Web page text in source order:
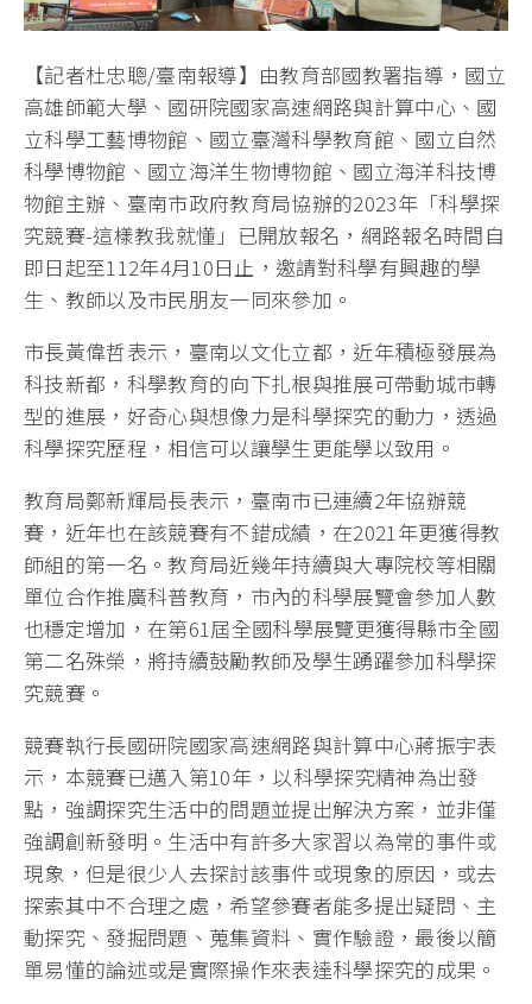
【記者杜忠聰/臺南報導】由教育部國教署指導，國立
高雄師範大學、國研院國家高速網路與計算中心、國
立科學工藝博物館、國立臺灣科學教育館、國立自然
科學博物館、國立海洋生物博物館、國立海洋科技博
物館主辦、臺南市政府教育局協辦的2023年「科學探
究競賽-這樣教我就懂」已開放報名，網路報名時間自
即日起至112年4月10日止，邀請對科學有興趣的學
生、教師以及市民朋友一同來參加。
市長黃偉哲表示，臺南以文化立都，近年積極發展為
科技新都，科學教育的向下扎根與推展可帶動城市轉
型的進展，好奇心與想像力是科學探究的動力，透過
科學探究歷程，相信可以讓學生更能學以致用。
教育局鄭新輝局長表示，臺南市已連續2年協辦競
賽，近年也在該競賽有不錯成績，在2021年更獲得教
師組的第一名。教育局近幾年持續與大專院校等相關
單位合作推廣科普教育，市內的科學展覽會參加人數
也穩定增加，在第61屆全國科學展覽更獲得縣市全國
第二名殊榮，將持續鼓勵教師及學生踴躍參加科學探
究競賽。
競賽執行長國研院國家高速網路與計算中心蔣振宇表
示，本競賽已邁入第10年，以科學探究精神為出發
點，強調探究生活中的問題並提出解決方案，並非僅
強調創新發明。生活中有許多大家習以為常的事件或
現象，但是很少人去探討該事件或現象的原因，或去
探索其中不合理之處，希望參賽者能多提出疑問、主
動探究、發掘問題、蒐集資料、實作驗證，最後以簡
單易懂的論述或是實際操作來表達科學探究的成果。